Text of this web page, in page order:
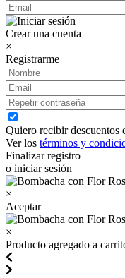
Crear una cuenta
×
Registrarme
Quiero recibir descuentos
Ver los términos y
Finalizar registro
o iniciar sesión
×
Aceptar
×
Producto agregado a